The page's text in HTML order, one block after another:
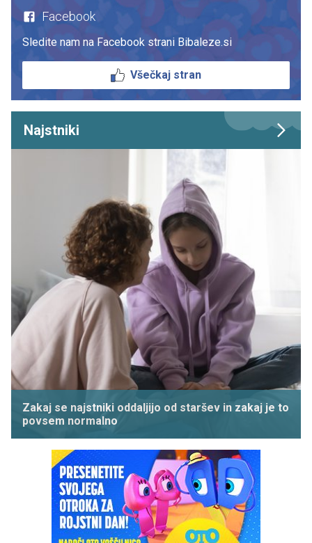
Facebook
Sledite nam na Facebook strani Bibaleze.si
Všečkaj stran
Najstniki
Zakaj se najstniki oddaljijo od staršev in zakaj je to
povsem normalno